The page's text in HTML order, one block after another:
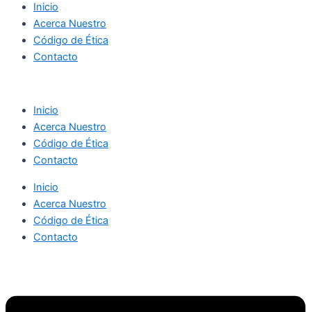
Inicio
Acerca Nuestro
Código de Ética
Contacto
Inicio
Acerca Nuestro
Código de Ética
Contacto
Inicio
Acerca Nuestro
Código de Ética
Contacto